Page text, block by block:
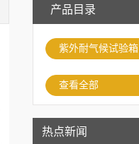
产品目录
紫外耐气候试验箱
查看全部
热点新闻